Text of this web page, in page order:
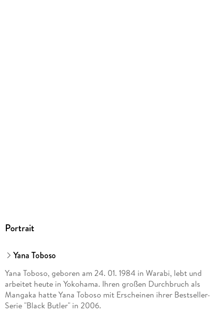
Portrait
Yana Toboso
Yana Toboso, geboren am 24. 01. 1984 in Warabi, lebt und
arbeitet heute in Yokohama. Ihren großen Durchbruch als
Mangaka hatte Yana Toboso mit Erscheinen ihrer Bestseller-
Serie "Black Butler" in 2006.